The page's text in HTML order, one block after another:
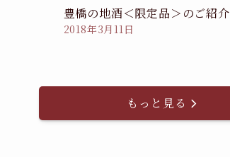
豊橋の地酒＜限定品＞のご紹介
2018年3月11日
もっと見る